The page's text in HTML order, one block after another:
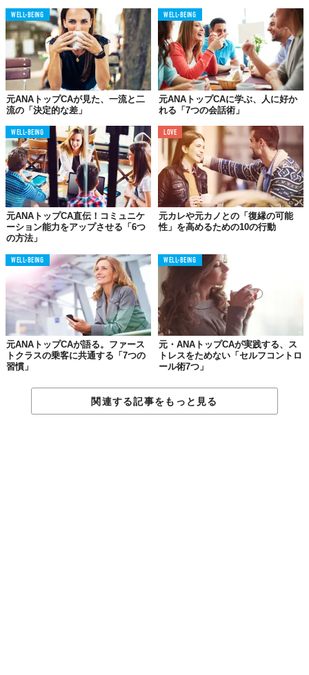
キウキすることがなくても、お客様から特に褒められず、反応が
薄かったとしても、「こんなものだろう」と思えました。 とはい
え、フライトは1回ごとに真剣勝負だったので、仕事が終わるたび
に達成感がありました。 過剰に期待しなければ、余計な先入観が
ない分、感情の浮き沈みは少なくてすむのです。
起きたことを嘆くのではなく
しっかり状況を受け入れる
私は、41歳のときに乳がんと診断されました。これまでの人生の
中で最も衝撃的な出来事で、さすがに気持ちが震えました。しか
し、すぐに「宣告された事実は変わらないのだから、それなら軽
やかに進んでいこう」という前向きな思いが芽生えました。
3月に診断され、覚悟を決めて4月に右乳房の全摘出を受け、乳房
の同時再建手術をしました。 その間、1年ほどCAの仕事も休みま
したが、入社以来20年、一万何千時間という長い時間を費やして
きたフライトがなくなり、1年も病気と向き合ったことは、当然な
がら人生の大きな転機となりました。
手術の直前までフライトしましたが、そのときは、これまで大き
な病気もせず、健康に働くことができただけでもありがたいこと
だったと実感しました 。見方を変えれば、病気になったからこ
そ、CAの仕事の素晴らしさに改めて気づいたように思います。
目に遭うの」と、つい被害者意識に陥り、悲観的思考でいっぱい
いっぱいになってしまう人は多いです。 しかしそんなときこそ、
WELL-BEING
元ANAトップCAが見た、一流と二
流の「決定的な差」
WELL-BEING
元ANAトップCAに学ぶ、人に好か
れる「7つの会話術」
WELL-BEING
元ANAトップCA直伝！コミュニケ
ーション能力をアップさせる「6つ
の方法」
LOVE
元カレや元カノとの「復縁の可能
性」を高めるための10の行動
WELL-BEING
元ANAトップCAが語る。ファース
トクラスの乗客に共通する「7つの
習慣」
WELL-BEING
元・ANAトップCAが実践する、ス
トレスをためない「セルフコントロ
ール術7つ」
関連する記事をもっと見る